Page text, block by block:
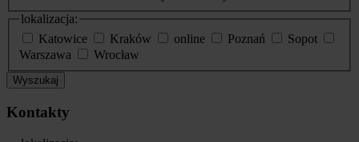
lokalizacja:
Katowice
Kraków online Poznań
Sopot
Warszawa
Wrocław
Wyszukaj
Kontakty